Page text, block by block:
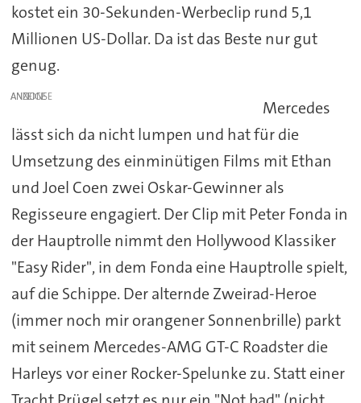
kostet ein 30-Sekunden-Werbeclip rund 5,1
Millionen US-Dollar. Da ist das Beste nur gut
genug.
ANZEIGE
Mercedes
lässt sich da nicht lumpen und hat für die
Umsetzung des einminütigen Films mit Ethan
und Joel Coen zwei Oskar-Gewinner als
Regisseure engagiert. Der Clip mit Peter Fonda in
der Hauptrolle nimmt den Hollywood Klassiker
"Easy Rider", in dem Fonda eine Hauptrolle spielt,
auf die Schippe. Der alternde Zweirad-Heroe
(immer noch mir orangener Sonnenbrille) parkt
mit seinem Mercedes-AMG GT-C Roadster die
Harleys vor einer Rocker-Spelunke zu. Statt einer